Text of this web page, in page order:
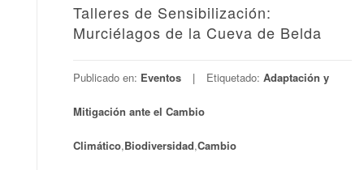
Talleres de Sensibilización:
Murciélagos de la Cueva de Belda
Publicado en: Eventos Etiquetado: Adaptación y
Mitigación ante el Cambio
Climático,Biodiversidad,Cambio